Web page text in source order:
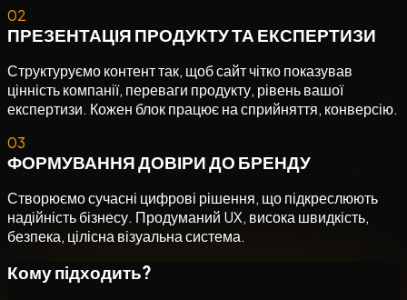
02
ПРЕЗЕНТАЦІЯ ПРОДУКТУ ТА ЕКСПЕРТИЗИ
Структуруємо контент так, щоб сайт чітко показував
цінність компанії, переваги продукту, рівень вашої
експертизи. Кожен блок працює на сприйняття, конверсію.
03
ФОРМУВАННЯ ДОВІРИ ДО БРЕНДУ
Створюємо сучасні цифрові рішення, що підкреслюють
надійність бізнесу. Продуманий UX, висока швидкість,
безпека, цілісна візуальна система.
Кому підходить?